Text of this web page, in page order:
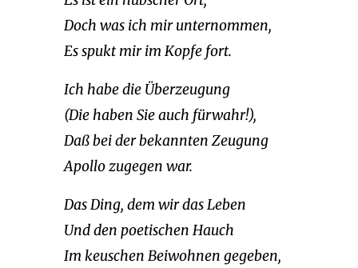
Doch was ich mir unternommen,
Es spukt mir im Kopfe fort.
Ich habe die Überzeugung
(Die haben Sie auch fürwahr!),
Daß bei der bekannten Zeugung
Apollo zugegen war.
Das Ding, dem wir das Leben
Und den poetischen Hauch
Im keuschen Beiwohnen gegeben,